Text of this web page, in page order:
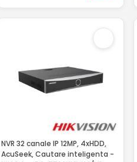
NVR 32 canale IP 12MP, 4xHDD,
AcuSeek, Cautare inteligenta -